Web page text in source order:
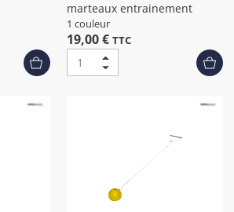
marteaux entrainement
1 couleur
19,00 € TTC